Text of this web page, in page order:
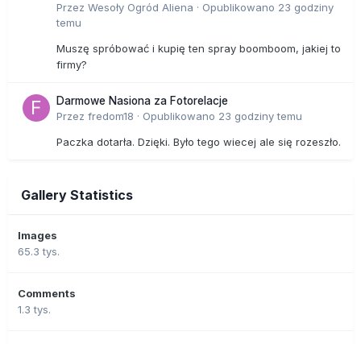
Przez Wesoły Ogród Aliena · Opublikowano 23 godziny
temu
Muszę spróbować i kupię ten spray boomboom, jakiej to
firmy?
Darmowe Nasiona za Fotorelacje
Przez fredom18 · Opublikowano 23 godziny temu
Paczka dotarła. Dzięki. Było tego wiecej ale się rozeszło.
Gallery Statistics
Images
65.3 tys.
Comments
1.3 tys.